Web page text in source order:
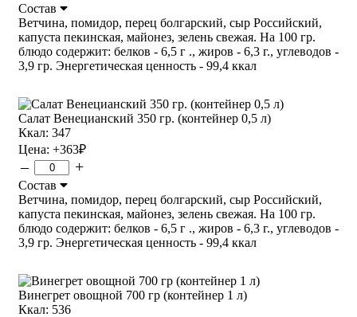
Состав
Ветчина, помидор, перец болгарский, сыр Российский,
капуста пекинская, майонез, зелень свежая. На 100 гр.
блюдо содержит: белков - 6,5 г ., жиров - 6,3 г., углеводов -
3,9 гр. Энергетическая ценность - 99,4 ккал
Салат Венецианский 350 гр. (контейнер 0,5 л)
Ккал: 347
Цена: +363₽
– +
Состав
Ветчина, помидор, перец болгарский, сыр Российский,
капуста пекинская, майонез, зелень свежая. На 100 гр.
блюдо содержит: белков - 6,5 г ., жиров - 6,3 г., углеводов -
3,9 гр. Энергетическая ценность - 99,4 ккал
Винегрет овощной 700 гр (контейнер 1 л)
Ккал: 536